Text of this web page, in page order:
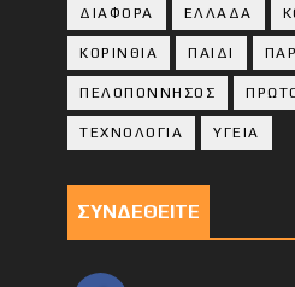
ΔΙΑΦΟΡΑ ΕΛΛΑΔΑ
ΚΟΡΙΝΘΙA ΠΑΙΔΙ
ΠΕΛΟΠΟΝΝΗΣΟΣ
ΤΕΧΝΟΛΟΓΙΑ ΥΓΕΙΑ
ΣΥΝΔΕΘΕΙΤΕ